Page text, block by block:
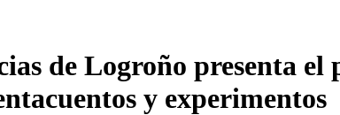
de Logroño presenta
y experimentos